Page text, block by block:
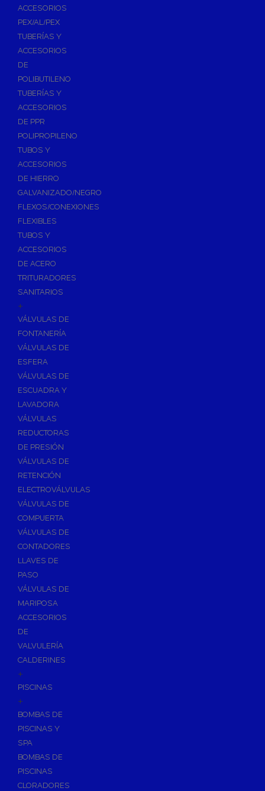
ACCESORIOS
PEX/AL/PEX
TUBERÍAS Y
ACCESORIOS
DE
POLIBUTILENO
TUBERÍAS Y
ACCESORIOS
DE PPR
POLIPROPILENO
TUBOS Y
ACCESORIOS
DE HIERRO
GALVANIZADO/NEGRO
FLEXOS/CONEXIONES
FLEXIBLES
TUBOS Y
ACCESORIOS
DE ACERO
TRITURADORES
SANITARIOS
+
VÁLVULAS DE
FONTANERÍA
VÁLVULAS DE
ESFERA
VÁLVULAS DE
ESCUADRA Y
LAVADORA
VÁLVULAS
REDUCTORAS
DE PRESIÓN
VÁLVULAS DE
RETENCIÓN
ELECTROVÁLVULAS
VÁLVULAS DE
COMPUERTA
VÁLVULAS DE
CONTADORES
LLAVES DE
PASO
VÁLVULAS DE
MARIPOSA
ACCESORIOS
DE
VALVULERÍA
CALDERINES
+
PISCINAS
+
BOMBAS DE
PISCINAS Y
SPA
BOMBAS DE
PISCINAS
CLORADORES